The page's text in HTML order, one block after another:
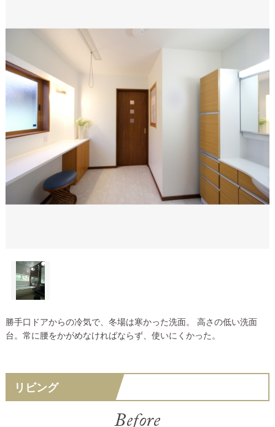
勝手口ドアからの冷気で、冬場は寒かった洗面。 高さの低い洗面
台。常に腰をかがめなければならず、使いにくかった。
リビング